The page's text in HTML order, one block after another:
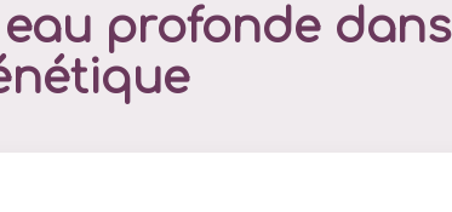
eau profonde dans